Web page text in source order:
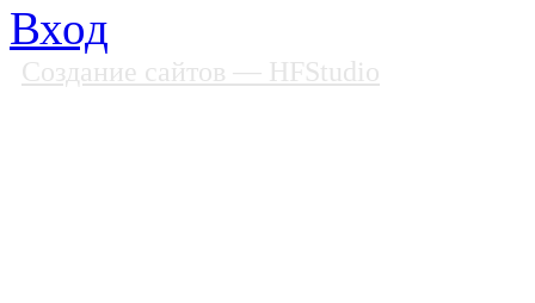
Вход
Создание сайтов — HFStudio